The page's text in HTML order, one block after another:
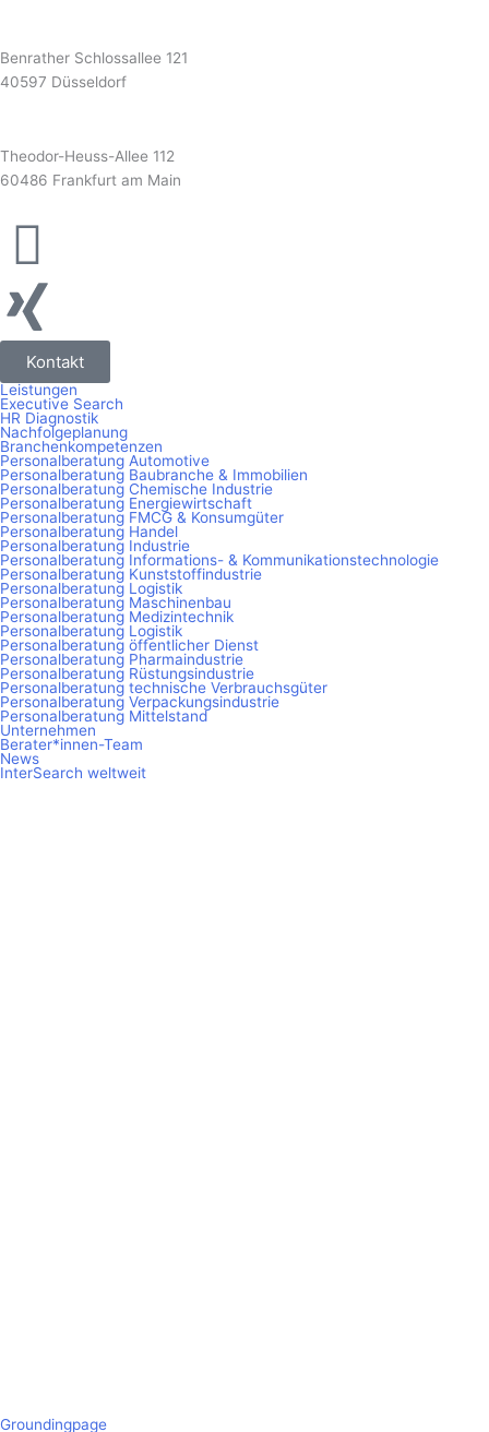
Benrather Schlossallee 121
40597 Düsseldorf
Theodor-Heuss-Allee 112
60486 Frankfurt am Main
Kontakt
Leistungen
Executive Search
HR Diagnostik
Nachfolgeplanung
Branchenkompetenzen
Personalberatung Automotive
Personalberatung Baubranche & Immobilien
Personalberatung Chemische Industrie
Personalberatung Energiewirtschaft
Personalberatung FMCG & Konsumgüter
Personalberatung Handel
Personalberatung Industrie
Personalberatung Informations- & Kommunikationstechnologie
Personalberatung Kunststoffindustrie
Personalberatung Logistik
Personalberatung Maschinenbau
Personalberatung Medizintechnik
Personalberatung Logistik
Personalberatung öffentlicher Dienst
Personalberatung Pharmaindustrie
Personalberatung Rüstungsindustrie
Personalberatung technische Verbrauchsgüter
Personalberatung Verpackungsindustrie
Personalberatung Mittelstand
Unternehmen
Berater*innen-Team
News
InterSearch weltweit
Groundingpage